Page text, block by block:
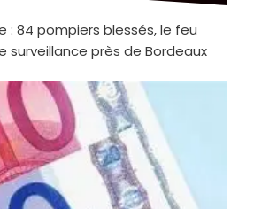
: 84 pompiers blessés, le feu
surveillance près de Bordeaux